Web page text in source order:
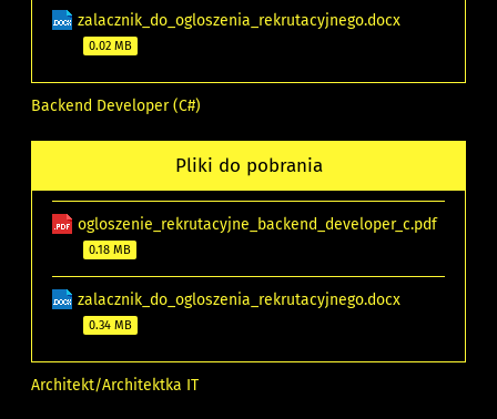
zalacznik_do_ogloszenia_rekrutacyjnego.docx
0.02 MB
Backend Developer (C#)
Pliki do pobrania
ogloszenie_rekrutacyjne_backend_developer_c.pdf
0.18 MB
zalacznik_do_ogloszenia_rekrutacyjnego.docx
0.34 MB
Architekt/Architektka IT